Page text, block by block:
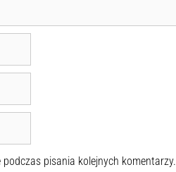
pisania kolejnych komentarzy.